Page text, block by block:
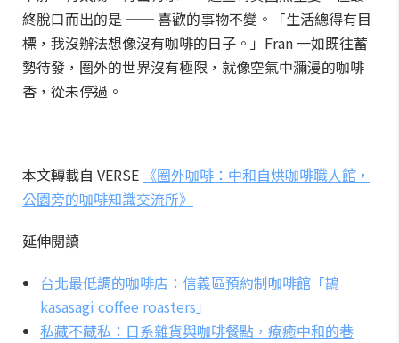
終脫口而出的是 ── 喜歡的事物不變。「生活總得有目
標，我沒辦法想像沒有咖啡的日子。」Fran 一如既往蓄
勢待發，圈外的世界沒有極限，就像空氣中瀰漫的咖啡
香，從未停過。
本文轉載自 VERSE 《圈外咖啡：中和自烘咖啡職人館，
公園旁的咖啡知識交流所》
延伸閱讀
台北最低調的咖啡店：信義區預約制咖啡館「鵲
kasasagi coffee roasters」
私藏不藏私：日系雜貨與咖啡餐點，療癒中和的巷